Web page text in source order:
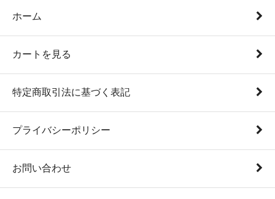
ホーム
カートを見る
特定商取引法に基づく表記
プライバシーポリシー
お問い合わせ